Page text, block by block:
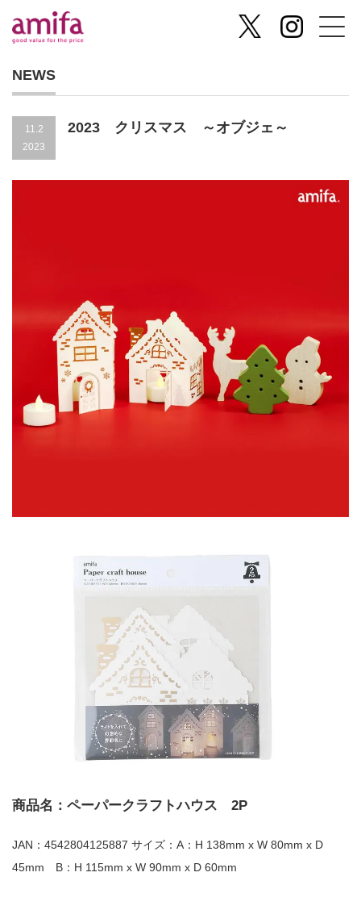
NEWS
11.2
2023
2023 クリスマス ～オブジェ～
商品名：ペーパークラフトハウス 2P
JAN：4542804125887 サイズ：A：H 138mm x W 80mm x D
45mm B：H 115mm x W 90mm x D 60mm